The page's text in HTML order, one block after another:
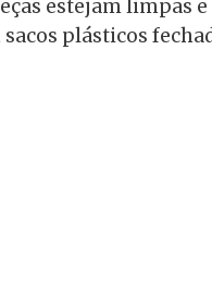
estejam limpas e
plásticos